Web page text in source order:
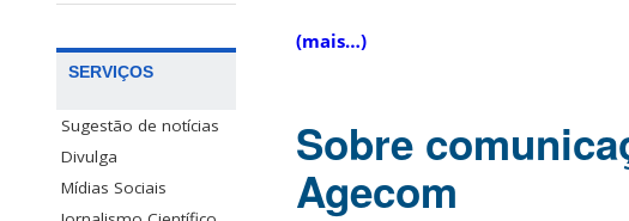
SERVIÇOS
Sugestão de notícias
Divulga
Mídias Sociais
(mais…)
Sobre
Agecom